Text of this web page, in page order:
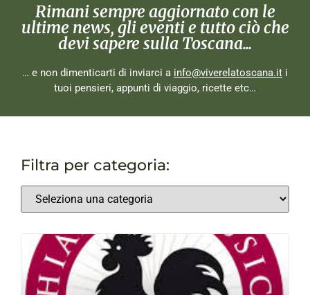
Rimani sempre aggiornato con le
ultime news, gli eventi e tutto ciò che
devi sapere sulla Toscana...
… e non dimenticarti di inviarci a info@viverelatoscana.it i
tuoi pensieri, appunti di viaggio, ricette etc…
Filtra per categoria: